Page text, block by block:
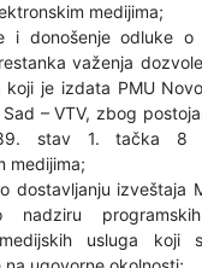
medijima;
i donošenje odluke o
važenja
koji je izdata PMU
– VTV, zbog
stav 1. tačka 8
medijima;
dostavljanju izveštaja
nadziru
usluga koji